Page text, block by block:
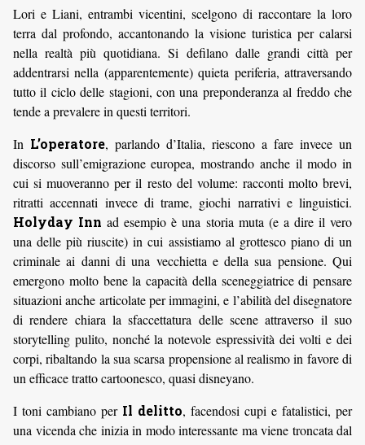
Lori e Liani, entrambi vicentini, scelgono di raccontare la loro
terra dal profondo, accantonando la visione turistica per calarsi
nella realtà più quotidiana. Si defilano dalle grandi città per
addentrarsi nella (apparentemente) quieta periferia, attraversando
tutto il ciclo delle stagioni, con una preponderanza al freddo che
tende a prevalere in questi territori.
In L’operatore, parlando d’Italia, riescono a fare invece un
discorso sull’emigrazione europea, mostrando anche il modo in
cui si muoveranno per il resto del volume: racconti molto brevi,
ritratti accennati invece di trame, giochi narrativi e linguistici.
Holyday Innad esempio è una storia muta (e a dire il vero
una delle più riuscite) in cui assistiamo al grottesco piano di un
criminale ai danni di una vecchietta e della sua pensione. Qui
emergono molto bene la capacità della sceneggiatrice di pensare
situazioni anche articolate per immagini, e l’abilità del disegnatore
di rendere chiara la sfaccettatura delle scene attraverso il suo
storytelling pulito, nonché la notevole espressività dei volti e dei
corpi, ribaltando la sua scarsa propensione al realismo in favore di
un efficace tratto cartoonesco, quasi disneyano.
I toni cambiano per Il delitto, facendosi cupi e fatalistici, per
una vicenda che inizia in modo interessante ma viene troncata dal